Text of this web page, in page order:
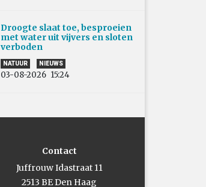
Droogte slaat toe, besproeien
met water uit vijvers en sloten
verboden
NATUUR NIEUWS
03-08-2026 15:24
Contact
Juffrouw Idastraat 11
2513 BE Den Haag